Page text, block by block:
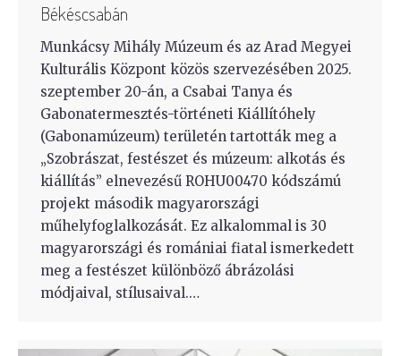
Békéscsabán
Munkácsy Mihály Múzeum és az Arad Megyei
Kulturális Központ közös szervezésében 2025.
szeptember 20-án, a Csabai Tanya és
Gabonatermesztés-történeti Kiállítóhely
(Gabonamúzeum) területén tartották meg a
„Szobrászat, festészet és múzeum: alkotás és
kiállítás” elnevezésű ROHU00470 kódszámú
projekt második magyarországi
műhelyfoglalkozását. Ez alkalommal is 30
magyarországi és romániai fiatal ismerkedett
meg a festészet különböző ábrázolási
módjaival, stílusaival.…